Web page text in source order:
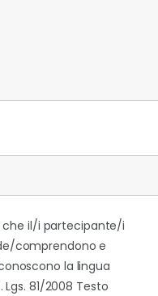
che il/i partecipante/i
comprendono e
la lingua
Lgs. 81/2008 Testo